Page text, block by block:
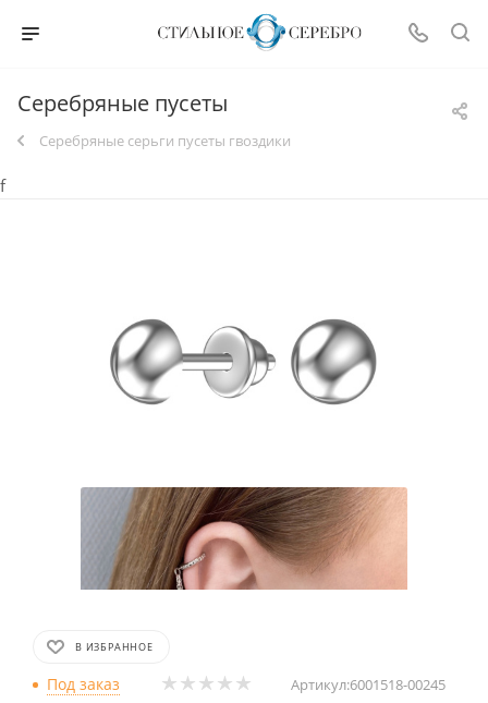
Серебряные пусеты
Серебряные серьги пусеты гвоздики
f
В ИЗБРАННОЕ
Под заказ Артикул:6001518-00245